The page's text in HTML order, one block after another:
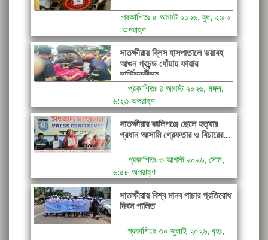
প্রকাশিতঃ ৫ আগস্ট ২০২৬, বুধ, ২:৫২
অপরাহ্ণ
সাতক্ষীরায় ব্লিস হাসপাতালে ভয়াবহ
আগুন প্রচন্ড ধোঁয়ায় ফায়ার
সার্ভিসকর্মীসহ...
প্রকাশিতঃ ৪ আগস্ট ২০২৬, মঙ্গল,
৬:২৩ অপরাহ্ণ
সাতক্ষীরার কালিগঞ্জে ছেলে হত্যার
প্রধান আসামি গ্রেফতার ও বিচারের...
প্রকাশিতঃ ৩ আগস্ট ২০২৬, সোম,
৬:৫৮ অপরাহ্ণ
সাতক্ষীরায় বিশ্ব মানব পাচার প্রতিরোধ
দিবস পালিত
প্রকাশিতঃ ৩০ জুলাই ২০২৬, বৃহঃ,